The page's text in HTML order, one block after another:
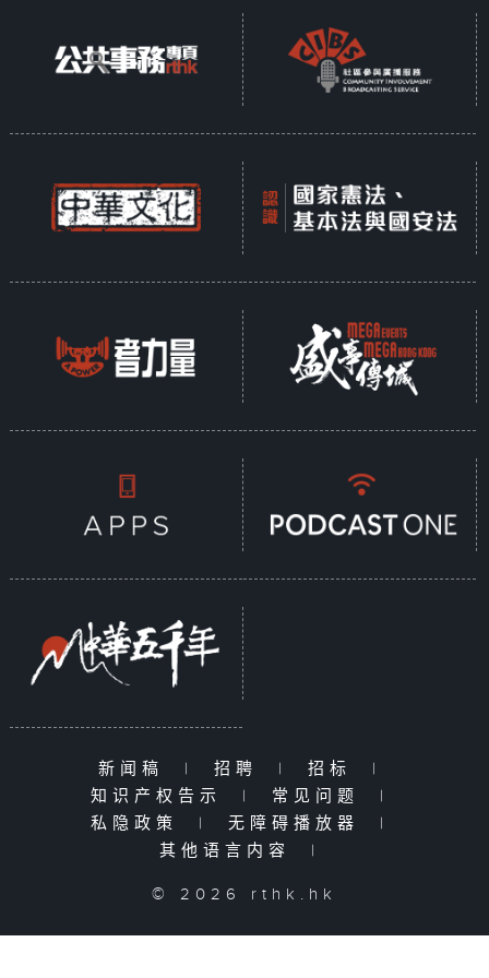
新闻稿 | 招聘 | 招标
|
知识产权告示
| 常见问题
|
私隐政策
| 无障碍播放器
|
其他语言内容
|
© 2026 rthk.hk